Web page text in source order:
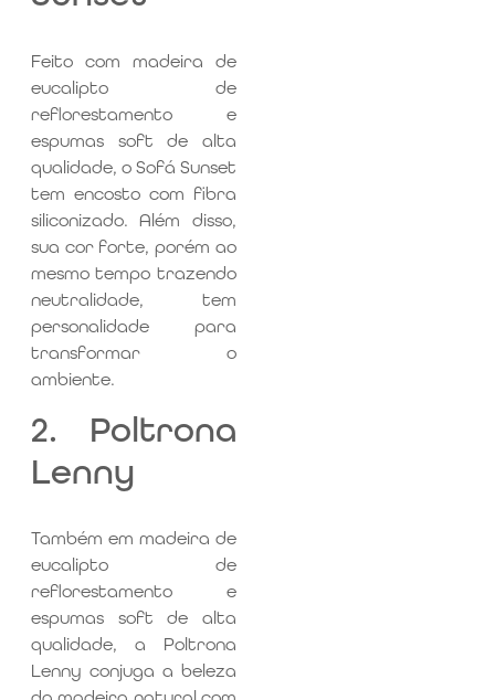
Feito com madeira de
eucalipto de
reflorestamento e
espumas soft de alta
qualidade, o Sofá Sunset
tem encosto com fibra
siliconizado. Além disso,
sua cor forte, porém ao
mesmo tempo trazendo
neutralidade, tem
personalidade para
transformar o
ambiente.
2. Poltrona
Lenny
Também em madeira de
eucalipto de
reflorestamento e
espumas soft de alta
qualidade, a Poltrona
Lenny conjuga a beleza